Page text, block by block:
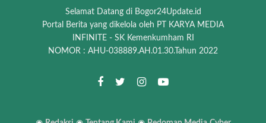
Selamat Datang di Bogor24Update.id
Portal Berita yang dikelola oleh PT KARYA MEDIA
INFINITE - SK Kemenkumham RI
NOMOR : AHU-038889.AH.01.30.Tahun 2022